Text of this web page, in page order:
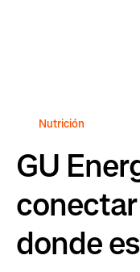
Nutrición
GU
donde